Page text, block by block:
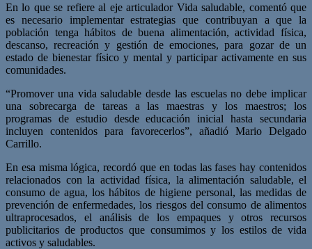
En lo que se refiere al eje articulador Vida saludable, comentó que
es necesario implementar estrategias que contribuyan a que la
población tenga hábitos de buena alimentación, actividad física,
descanso, recreación y gestión de emociones, para gozar de un
estado de bienestar físico y mental y participar activamente en sus
comunidades.
“Promover una vida saludable desde las escuelas no debe implicar
una sobrecarga de tareas a las maestras y los maestros; los
programas de estudio desde educación inicial hasta secundaria
incluyen contenidos para favorecerlos”, añadió Mario Delgado
Carrillo.
En esa misma lógica, recordó que en todas las fases hay contenidos
relacionados con la actividad física, la alimentación saludable, el
consumo de agua, los hábitos de higiene personal, las medidas de
prevención de enfermedades, los riesgos del consumo de alimentos
ultraprocesados, el análisis de los empaques y otros recursos
publicitarios de productos que consumimos y los estilos de vida
activos y saludables.